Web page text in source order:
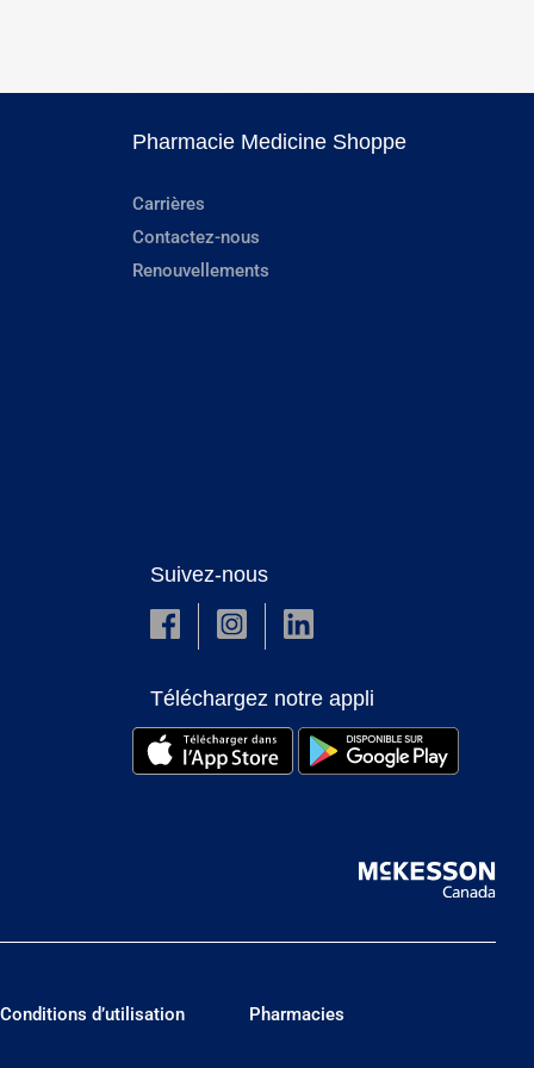
Pharmacie Medicine Shoppe
Carrières
Contactez-nous
Renouvellements
Suivez-nous
Téléchargez notre appli
Conditions d’utilisation Pharmacies